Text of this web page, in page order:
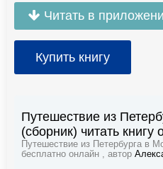
Читать в
Купить книгу
Путешествие из
(сборник) читать книгу
Путешествие из Петербурга в
бесплатно онлайн , автор